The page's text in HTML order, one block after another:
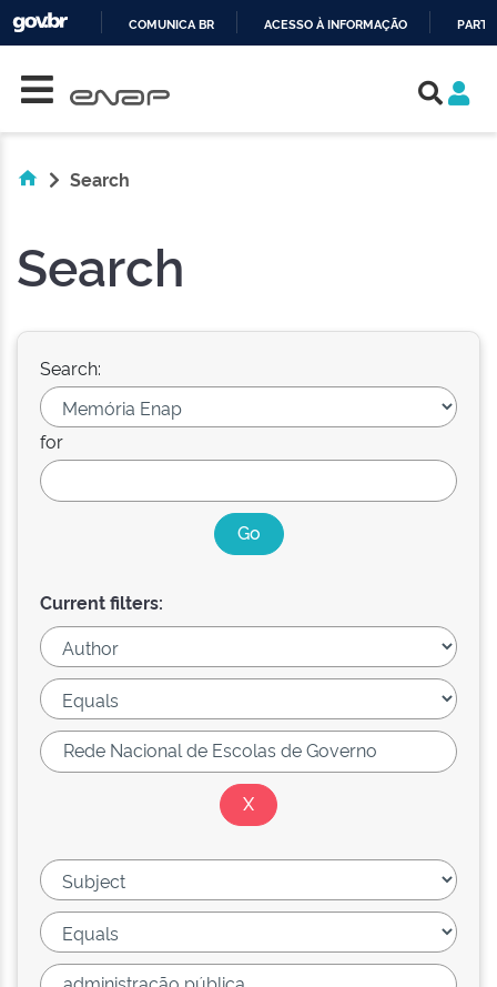
COMUNICA BR ACESSO À INFORMAÇÃO
Search
Search
Search:
for
Current filters: